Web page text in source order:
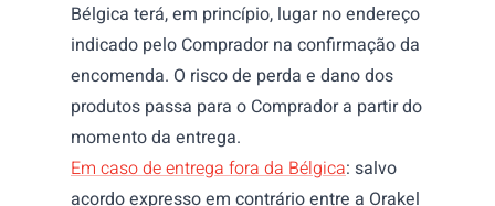
Bélgica terá, em princípio, lugar no endereço
indicado pelo Comprador na confirmação da
encomenda. O risco de perda e dano dos
produtos passa para o Comprador a partir do
momento da entrega.
Em caso de entrega fora da Bélgica: salvo
acordo expresso em contrário entre a Orakel